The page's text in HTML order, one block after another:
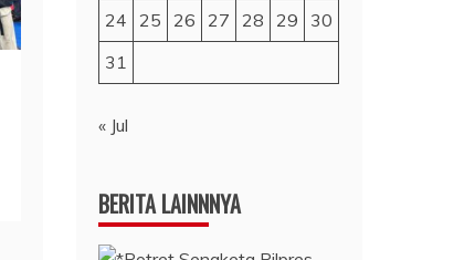
24
25 26 27 28 29
30
31
« Jul
BERITA LAINNNYA